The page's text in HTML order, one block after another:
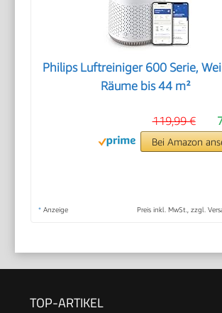
Philips Luftreiniger 600 Serie,
Räume bis 44 m²
119,99 €
Bei Amazon
* Anzeige Preis inkl. MwSt., zzgl.
TOP-ARTIKEL